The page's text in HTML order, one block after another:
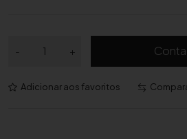
-
n
+
Adicionar aos favoritos